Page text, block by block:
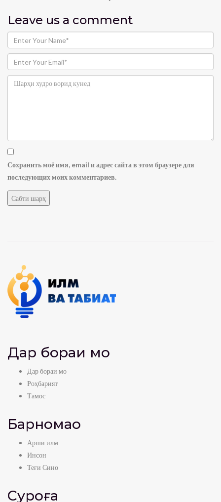
Leave us a comment
Сохранить моё имя, email и адрес сайта в этом браузере для
последующих моих комментариев.
Дар бораи мо
Дар бораи мо
Роҳбарият
Тамос
Барномаҳо
Арши илм
Инсон
Теғи Сино
Суроға